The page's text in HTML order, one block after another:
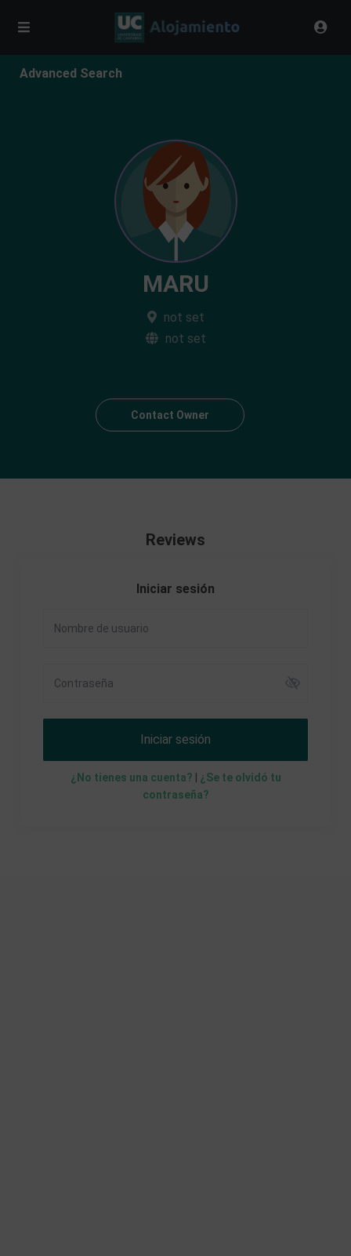
Advanced Search
MARU
not set
not set
Contact Owner
Reviews
Iniciar sesión
Iniciar sesión
¿No tienes una cuenta?
¿Se te olvidó tu
contraseña?